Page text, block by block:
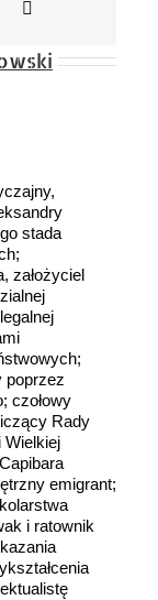
stada
założyciel
poprzez
czołowy
Rady
Wielkiej
emigrant;
i ratownik